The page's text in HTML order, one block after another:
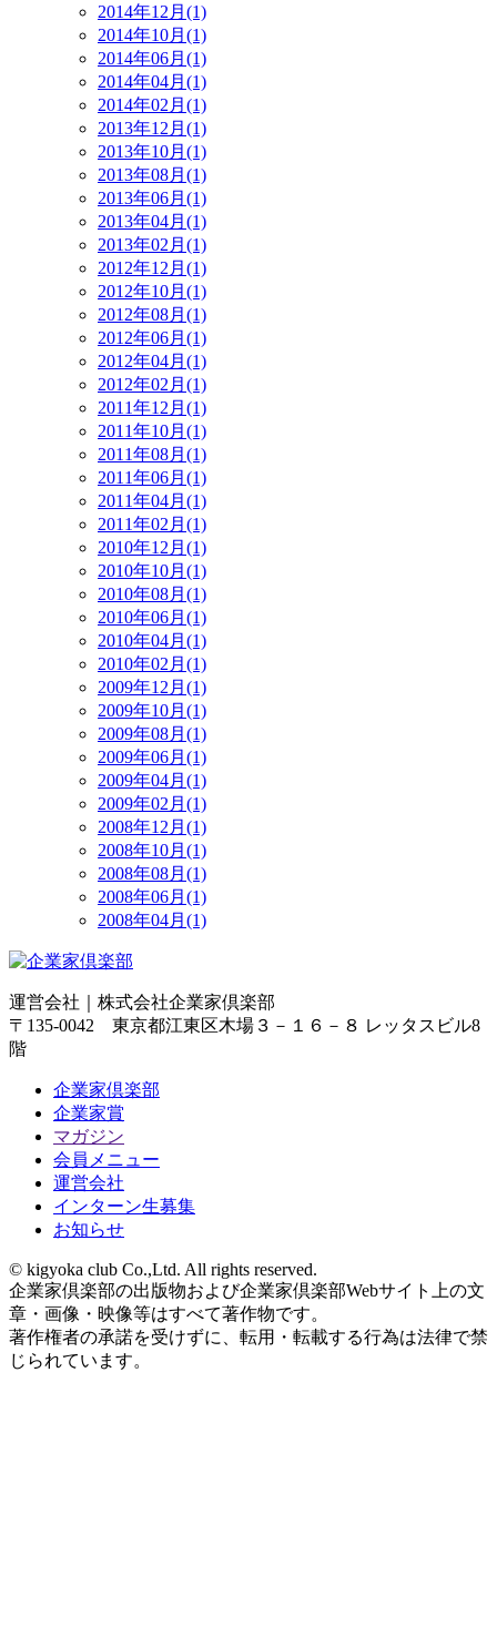
2014年12月(1)
2014年10月(1)
2014年06月(1)
2014年04月(1)
2014年02月(1)
2013年12月(1)
2013年10月(1)
2013年08月(1)
2013年06月(1)
2013年04月(1)
2013年02月(1)
2012年12月(1)
2012年10月(1)
2012年08月(1)
2012年06月(1)
2012年04月(1)
2012年02月(1)
2011年12月(1)
2011年10月(1)
2011年08月(1)
2011年06月(1)
2011年04月(1)
2011年02月(1)
2010年12月(1)
2010年10月(1)
2010年08月(1)
2010年06月(1)
2010年04月(1)
2010年02月(1)
2009年12月(1)
2009年10月(1)
2009年08月(1)
2009年06月(1)
2009年04月(1)
2009年02月(1)
2008年12月(1)
2008年10月(1)
2008年08月(1)
2008年06月(1)
2008年04月(1)
運営会社｜ 株式会社企業家倶楽部
〒135-0042 東京都江東区木場３－１６－８ レッタスビル8
階
企業家倶楽部
企業家賞
マガジン
会員メニュー
運営会社
インターン生募集
お知らせ
© kigyoka club Co.,Ltd. All rights reserved.
企業家倶楽部の出版物および企業家倶楽部Webサイト上の文
章・画像・映像等はすべて著作物です。
著作権者の承諾を受けずに、転用・転載する行為は法律で禁
じられています。